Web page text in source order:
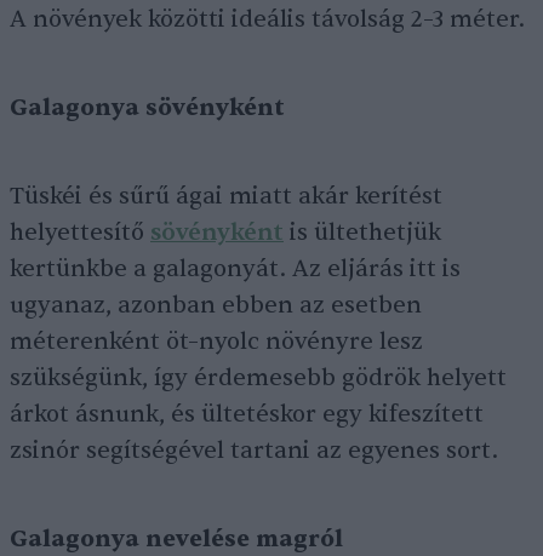
A növények közötti ideális távolság 2–3 méter.
Galagonya sövényként
Tüskéi és sűrű ágai miatt akár kerítést
helyettesítő sövényként is ültethetjük
kertünkbe a galagonyát. Az eljárás itt is
ugyanaz, azonban ebben az esetben
méterenként öt–nyolc növényre lesz
szükségünk, így érdemesebb gödrök helyett
árkot ásnunk, és ültetéskor egy kifeszített
zsinór segítségével tartani az egyenes sort.
Galagonya nevelése magról